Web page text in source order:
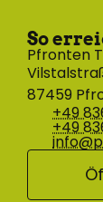
So
Pfronten
87459
+49
+49